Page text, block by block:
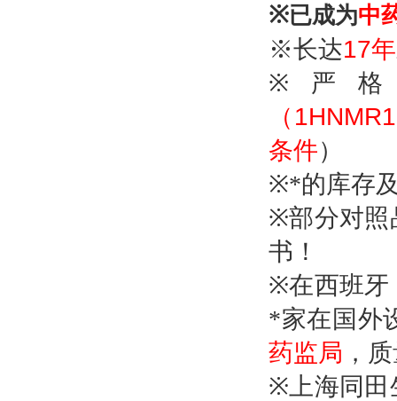
※已成为中
※长达17年
※ 严
（
条件）
※*的库存
※部分对照
书！
※在西班牙
*家在国外
药监局 ，
※ 上海同